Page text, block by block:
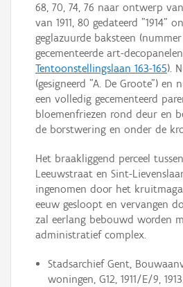
68, 70, 74, 76 naar ontwerp
van 1911, 80 gedateerd "1914"
geglazuurde baksteen
gecementeerde art-
Tentoonstellingslaan 163-165).
(gesigneerd "A. De Groote") en
een volledig gecementeerd
bloemenfriezen rond deur en
de borstwering en onder de
Het braakliggend perceel
Leeuwstraat en Sint-
ingenomen door het
eeuw gesloopt en vervangen
zal eerlang bebouwd worden
administratief complex.
Stadsarchief Gent,
woningen, G12, 1911/E/9,